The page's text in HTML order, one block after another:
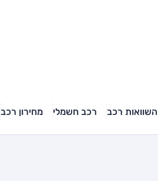
השוואות רכב רכב חשמלי מחירון רכב